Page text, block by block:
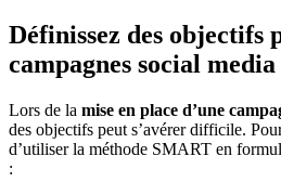
Définissez des objectifs
campagnes social media
Lors de la mise en place d’une
des objectifs peut s’avérer difficile.
d’utiliser la méthode SMART en
: